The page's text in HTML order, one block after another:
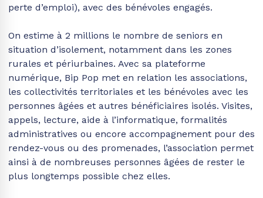
perte d’emploi), avec des bénévoles engagés.
On estime à 2 millions le nombre de seniors en
situation d’isolement, notamment dans les zones
rurales et périurbaines. Avec sa plateforme
numérique, Bip Pop met en relation les associations,
les collectivités territoriales et les bénévoles avec les
personnes âgées et autres bénéficiaires isolés. Visites,
appels, lecture, aide à l’informatique, formalités
administratives ou encore accompagnement pour des
rendez-vous ou des promenades, l’association permet
ainsi à de nombreuses personnes âgées de rester le
plus longtemps possible chez elles.